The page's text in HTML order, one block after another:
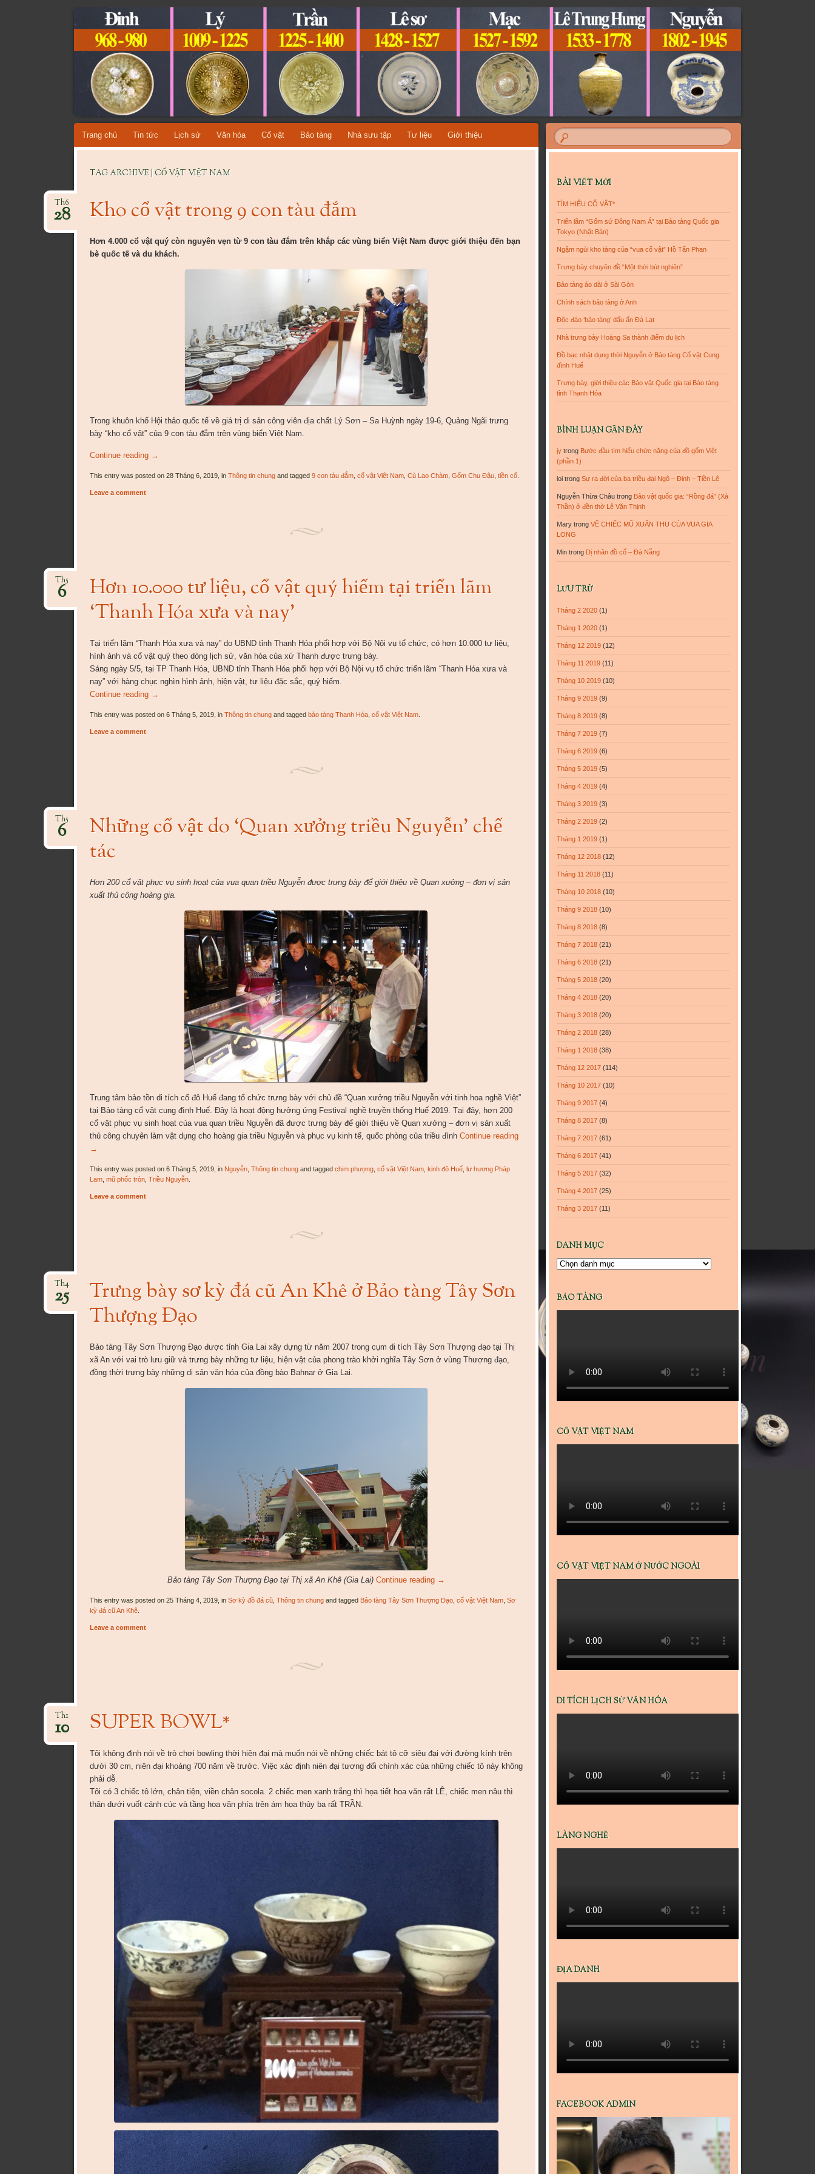
CỔ VẬT VIỆT NAM
TỔNG HỢP CÁC DÒNG CỔ VẬT VIỆT NAM QUA TỪNG THỜI KỲ LỊCH SỬ!
Skip
to
Trang chủ Tin tức Lịch sử Văn hóa Cổ vật Bảo tàng Nhà sưu tập Tư liệu Giới thiệu
TAG ARCHIVE | CỔ VẬT VIỆT NAM
Kho cổ vật trong 9 con tàu đắm
Th6
28
Hơn 4.000 cổ vật quý còn nguyên vẹn từ 9 con tàu đắm trên khắp các vùng biển Việt Nam được giới thiệu đến bạn
bè quốc tế và du khách.
Trong khuôn khổ Hội thảo quốc tế về giá trị di sản công viên địa chất Lý Sơn – Sa Huỳnh ngày 19-6, Quảng Ngãi trưng
bày “kho cổ vật” của 9 con tàu đắm trên vùng biển Việt Nam.
Continue reading →
This entry was posted on 28 Tháng 6, 2019, in Thông tin chungand tagged 9 con tàu đắm, cổ vật Việt Nam, Cù Lao Chàm, Gốm Chu Đậu, tiền cổ.
Leave a comment
Hơn 10.000 tư liệu, cổ vật quý hiếm tại triển lãm
‘Thanh Hóa xưa và nay’
Th5
6
Tại triển lãm “Thanh Hóa xưa và nay” do UBND tỉnh Thanh Hóa phối hợp với Bộ Nội vụ tổ chức, có hơn 10.000 tư liệu,
hình ảnh và cổ vật quý theo dòng lịch sử, văn hóa của xứ Thanh được trưng bày.
Sáng ngày 5/5, tại TP Thanh Hóa, UBND tỉnh Thanh Hóa phối hợp với Bộ Nội vụ tổ chức triển lãm “Thanh Hóa xưa và
nay” với hàng chục nghìn hình ảnh, hiện vật, tư liệu đặc sắc, quý hiếm.
Continue reading →
This entry was posted on 6 Tháng 5, 2019, in Thông tin chungand tagged bảo tàng Thanh Hóa, cổ vật Việt Nam.
Leave a comment
Những cổ vật do ‘Quan xưởng triều Nguyễn’ chế
tác
Th5
6
Hơn 200 cổ vật phục vụ sinh hoạt của vua quan triều Nguyễn được trưng bày để giới thiệu về Quan xưởng – đơn vị sản
xuất thủ công hoàng gia.
Trung tâm bảo tồn di tích cố đô Huế đang tổ chức trưng bày với chủ đề “Quan xưởng triều Nguyễn với tinh hoa nghề Việt”
tại Bảo tàng cổ vật cung đình Huế. Đây là hoạt động hưởng ứng Festival nghề truyền thống Huế 2019. Tại đây, hơn 200
cổ vật phục vụ sinh hoạt của vua quan triều Nguyễn đã được trưng bày để giới thiệu về Quan xưởng – đơn vị sản xuất
thủ công chuyên làm vật dụng cho hoàng gia triều Nguyễn và phục vụ kinh tế, quốc phòng của triều đình Continue reading
→
This entry was posted on 6 Tháng 5, 2019, in Nguyễn, Thông tin chungand tagged chim phượng, cổ vật Việt Nam, kinh đô Huế, lư hương Pháp
Lam, mũ phốc tròn, Triều Nguyễn.
Leave a comment
Trưng bày sơ kỳ đá cũ An Khê ở Bảo tàng Tây Sơn
Thượng Đạo
Th4
25
Bảo tàng Tây Sơn Thượng Đạo được tỉnh Gia Lai xây dựng từ năm 2007 trong cụm di tích Tây Sơn Thượng đạo tại Thị
xã An với vai trò lưu giữ và trưng bày những tư liệu, hiện vật của phong trào khởi nghĩa Tây Sơn ở vùng Thượng đạo,
đồng thời trưng bày những di sản văn hóa của đồng bào Bahnar ở Gia Lai.
Bảo tàng Tây Sơn Thượng Đạo tại Thị xã An Khê (Gia Lai) Continue reading →
This entry was posted on 25 Tháng 4, 2019, in Sơ kỳ đồ đá cũ, Thông tin chungand tagged Bảo tàng Tây Sơn Thượng Đạo, cổ vật Việt Nam, Sơ
kỳ đá cũ An Khê.
Leave a comment
SUPER BOWL*
Th1
10
Tôi không định nói về trò chơi bowling thời hiện đại mà muốn nói về những chiếc bát tô cỡ siêu đại với đường kính trên
dưới 30 cm, niên đại khoảng 700 năm về trước. Việc xác định niên đại tương đối chính xác của những chiếc tô này không
phải dễ.
Tôi có 3 chiếc tô lớn, chân tiện, viền chân socola. 2 chiếc men xanh trắng thì họa tiết hoa văn rất LÊ, chiếc men nâu thì
thân dưới vuốt cánh cúc và tầng hoa văn phía trên ám họa thủy ba rất TRẦN.
BÀI VIẾT MỚI
TÌM HIỂU CỔ VẬT*
Triển lãm “Gốm sứ Đông Nam Á” tại Bảo tàng Quốc gia
Tokyo (Nhật Bản)
Ngậm ngùi kho tàng của “vua cổ vật” Hồ Tấn Phan
Trưng bày chuyên đề “Một thời bút nghiên”
Bảo tàng áo dài ở Sài Gòn
Chính sách bảo tàng ở Anh
Độc đáo ‘bảo tàng’ dấu ấn Đà Lạt
Nhà trưng bày Hoàng Sa thành điểm du lịch
Đồ bạc nhật dụng thời Nguyễn ở Bảo tàng Cổ vật Cung
đình Huế
Trưng bày, giới thiệu các Bảo vật Quốc gia tại Bảo tàng
tỉnh Thanh Hóa
BÌNH LUẬN GẦN ĐÂY
jy trong Bước đầu tìm hiểu chức năng của đồ gốm Việt
(phần 1)
loi trongSự ra đời của ba triều đại Ngô – Đinh – Tiền Lê
Nguyễn Thừa Châu trong Bảo vật quốc gia: “Rồng đá” (Xà
Thần) ở đền thờ Lê Văn Thịnh
Mary trongVỀ CHIẾC MŨ XUÂN THU CỦA VUA GIA
LONG
Min trong Dị nhân đồ cổ – Đà Nẵng
LƯU TRỮ
Tháng 2 2020 (1)
Tháng 1 2020 (1)
Tháng 12 2019 (12)
Tháng 11 2019 (11)
Tháng 10 2019 (10)
Tháng 9 2019 (9)
Tháng 8 2019 (8)
Tháng 7 2019 (7)
Tháng 6 2019 (6)
Tháng 5 2019 (5)
Tháng 4 2019 (4)
Tháng 3 2019 (3)
Tháng 2 2019 (2)
Tháng 1 2019 (1)
Tháng 12 2018 (12)
Tháng 11 2018 (11)
Tháng 10 2018 (10)
Tháng 9 2018 (10)
Tháng 8 2018 (8)
Tháng 7 2018 (21)
Tháng 6 2018 (21)
Tháng 5 2018 (20)
Tháng 4 2018 (20)
Tháng 3 2018 (20)
Tháng 2 2018 (28)
Tháng 1 2018 (38)
Tháng 12 2017 (114)
Tháng 10 2017 (10)
Tháng 9 2017 (4)
Tháng 8 2017 (8)
Tháng 7 2017 (61)
Tháng 6 2017 (41)
Tháng 5 2017 (32)
Tháng 4 2017 (25)
Tháng 3 2017 (11)
DANH MỤC
Danh
BẢO TÀNG
CỔ VẬT VIỆT NAM
CỔ VẬT VIỆT NAM Ở NƯỚC NGOÀI
DI TÍCH LỊCH SỬ VĂN HÓA
LÀNG NGHỀ
ĐỊA DANH
FACEBOOK ADMIN